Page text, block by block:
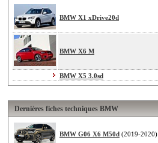
BMW X1 xDrive20d
BMW X6 M
BMW X5 3.0sd
Dernières fiches techniques BMW
BMW G06 X6 M50d (2019-2020)